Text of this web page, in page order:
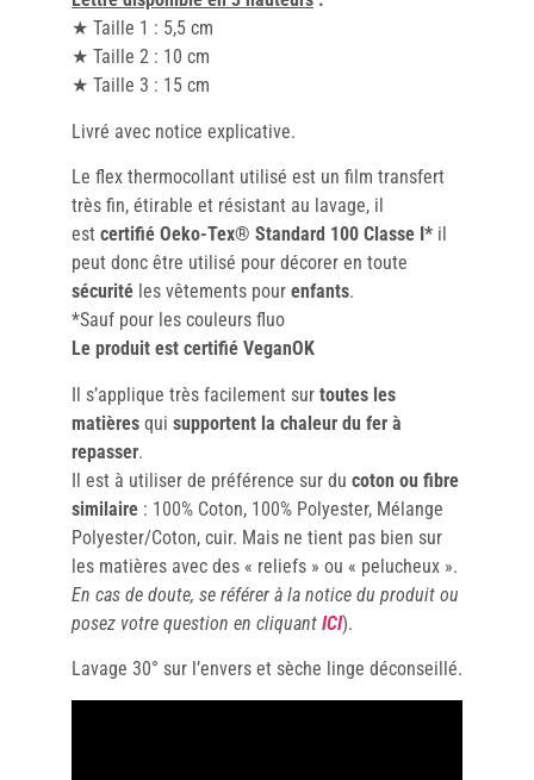
★ Taille 1 : 5,5 cm
★ Taille 2 : 10 cm
★ Taille 3 : 15 cm
Livré avec notice explicative.
Le flex thermocollant utilisé est un film transfert
très fin, étirable et résistant au lavage, il
est certifié Oeko-Tex® Standard 100 Classe I* il
peut donc être utilisé pour décorer en toute
sécurité les vêtements pour enfants.
*Sauf pour les couleurs fluo
Le produit est certifié VeganOK
Il s’applique très facilement sur toutes les
matières qui supportent la chaleur du fer à
repasser.
Il est à utiliser de préférence sur du coton ou fibre
similaire : 100% Coton, 100% Polyester, Mélange
Polyester/Coton, cuir. Mais ne tient pas bien sur
les matières avec des « reliefs » ou « pelucheux ».
En cas de doute, se référer à la notice du produit ou
posez votre question en cliquant ICI).
Lavage 30° sur l’envers et sèche linge déconseillé.